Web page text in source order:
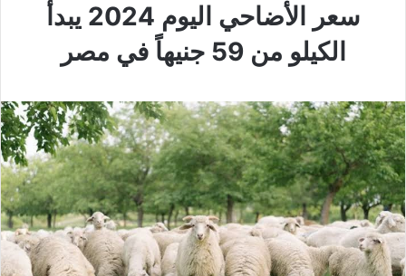
سعر الأضاحي اليوم 2024 يبدأ
الكيلو من 59 جنيهاً في مصر